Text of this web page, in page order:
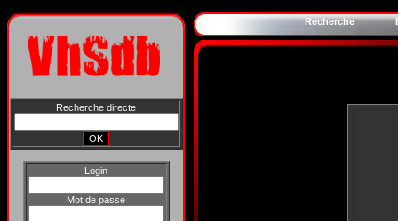
Recherche directe
Login
Mot de passe
Recherche